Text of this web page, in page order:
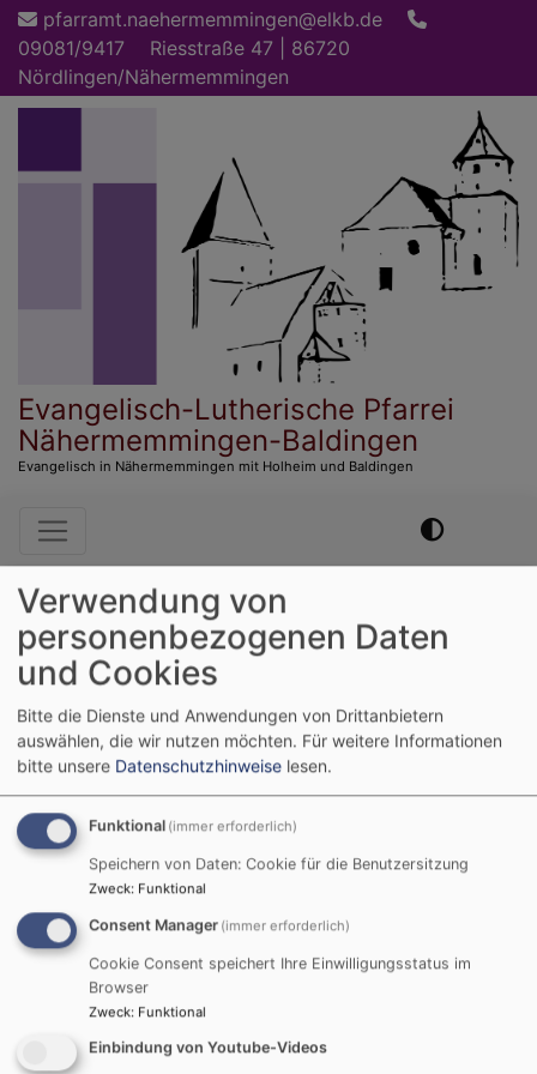
Direkt
zum
Inhalt
pfarramt.naehermemmingen@elkb.de
09081/9417
Riesstraße 47 | 86720
Nördlingen/Nähermemmingen
Evangelisch-Lutherische Pfarrei
Nähermemmingen-Baldingen
Evangelisch in Nähermemmingen mit Holheim und Baldingen
Hauptnavigation
Startseite App Store
App Store
Churchpool jetzt auch in
unserer Pfarrei
Was ist Churchpool?
Churchpool ist eine App für Android und iOS
Handys und für den PC, die Information und
einem einzigen digitalen Werkzeug ermöglicht. Sie
Verwendung von
personenbezogenen Daten
und Cookies
Bitte die Dienste und Anwendungen von Drittanbietern
auswählen, die wir nutzen möchten. Für weitere Informationen
bitte unsere Datenschutzhinweise lesen.
Funktional (immer erforderlich)
Speichern von Daten: Cookie für die Benutzersitzung
Zweck: Funktional
Consent Manager (immer erforderlich)
Cookie Consent speichert Ihre Einwilligungsstatus im
Browser
Zweck: Funktional
Einbindung von Youtube-Videos